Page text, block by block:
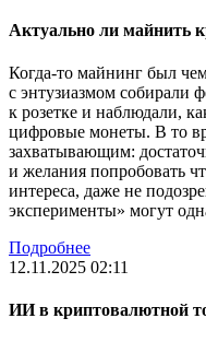
Актуально ли майнить
Когда-то майнинг был
с энтузиазмом собирали
к розетке и наблюдали,
цифровые монеты. В то
захватывающим:
и желания попробовать
интереса, даже не
эксперименты» могут
Подробнее
12.11.2025 02:11
ИИ в криптовалютной